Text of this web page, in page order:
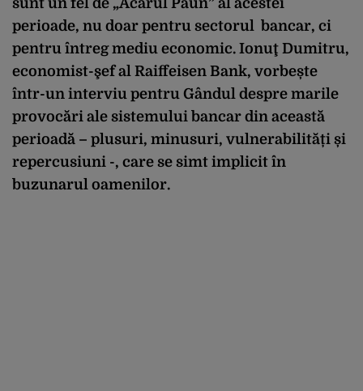
perioade, nu doar pentru sectorul bancar, ci
pentru întreg mediu economic. Ionuţ Dumitru,
economist-şef al Raiffeisen Bank, vorbește
într-un interviu pentru Gândul despre marile
provocări ale sistemului bancar din această
perioadă – plusuri, minusuri, vulnerabilități și
repercusiuni -, care se simt implicit în
buzunarul oamenilor.